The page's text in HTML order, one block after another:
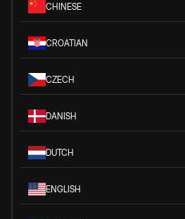
CHINESE
CROATIAN
CZECH
DANISH
DUTCH
ENGLISH